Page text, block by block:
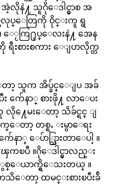
နဲ႔ သူဂိုေဒါင္မွာစ အ
အလုပ္ေတြကို ဝိုင္းကူ ရွ
ေႂကြ႐ုပ္ေလးနဲ႔ အေန
းစားစကား ေျပာလိုက္တ
ာ့ သူက အိပ္ခ်င္ေျပ အခ်
က်ေနာ္ စားဖို႔ လာေပး
႔ေမးေတာ့ သိခ်င္ရင္ ျ
တာ့ တစ္ရႉ းမွာေရး
ာ္ ေပ်ာ္သြားတာေပါ့ ။
ကၿပီ ။ဂိုေဒါင္မွာလည္း
ႏွစ္ေယာက္ရွိေသးတယ္ ။
သိေတာ့ ထမင္းစားၿပီးခ်ိ